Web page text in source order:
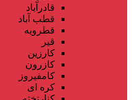
قادرآباد
قطب آباد
قطرویه
قیر
کارزین
کازرون
کامفیروز
کره ای